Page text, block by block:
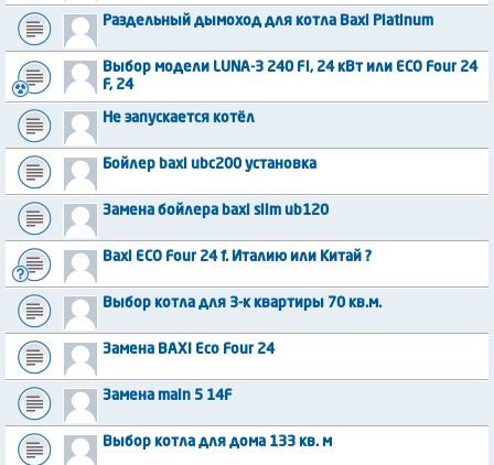
Раздельный дымоход для котла Baxi Platinum
Выбор модели LUNA-3 240 Fi, 24 кВт или ECO Four 24
F, 24
Не запускается котёл
Бойлер baxi ubc200 установка
Замена бойлера baxi slim ub120
Baxi ECO Four 24 f. Италию или Китай ?
Выбор котла для 3-к квартиры 70 кв.м.
Замена BAXI Eco Four 24
Замена main 5 14F
Выбор котла для дома 133 кв. м